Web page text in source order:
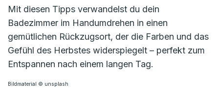
Mit diesen Tipps verwandelst du dein
Badezimmer im Handumdrehen in einen
gemütlichen Rückzugsort, der die Farben und das
Gefühl des Herbstes widerspiegelt – perfekt zum
Entspannen nach einem langen Tag.
Bildmaterial © unsplash